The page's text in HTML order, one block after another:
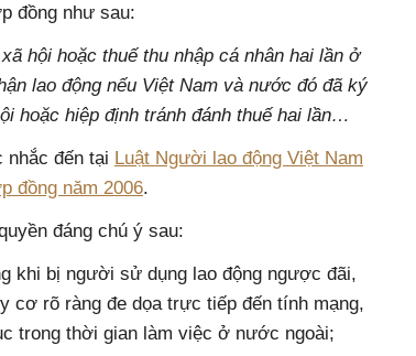
đồng như sau:
hội hoặc thuế thu nhập cá nhân hai lần ở
lao động nếu Việt Nam và nước đó đã ký
hoặc hiệp định tránh đánh thuế hai lần…
đến tại Luật Người lao động Việt Nam
đồng năm 2006.
đáng chú ý sau:
khi bị người sử dụng lao động ngược đãi,
cơ rõ ràng đe dọa trực tiếp đến tính mạng,
trong thời gian làm việc ở nước ngoài;